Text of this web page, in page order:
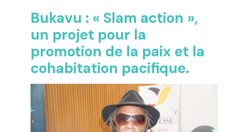
Bukavu : « Slam action »,
un projet pour la
promotion de la paix et la
cohabitation pacifique.